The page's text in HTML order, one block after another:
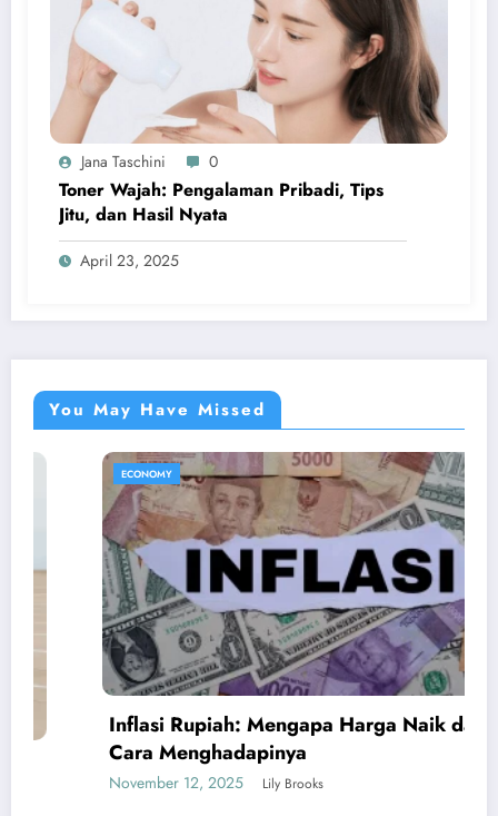
Jana Taschini 0
Toner Wajah: Pengalaman Pribadi, Tips
Jitu, dan Hasil Nyata
April 23, 2025
You May Have Missed
Inflasi Rupiah: Mengapa Harga Naik dan
Cara Menghadapinya
November 12, 2025 Lily Brooks